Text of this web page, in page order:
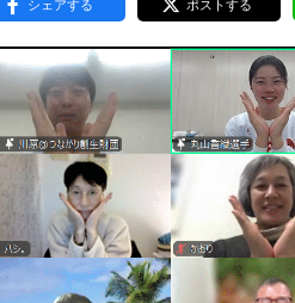
VLNポイントとは
東京2020大会の軌
シティキャスト
おもてなし語学ボラ
シェアする ポストする